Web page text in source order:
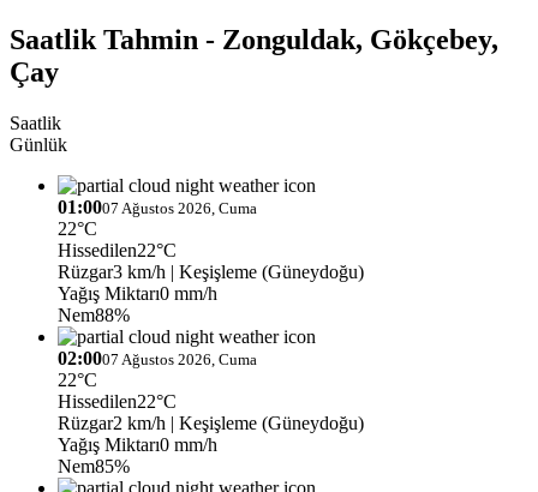
Saatlik Tahmin - Zonguldak, Gökçebey,
Çay
Saatlik
Günlük
01:0007 Ağustos 2026, Cuma
22°C
Hissedilen22°C
Rüzgar3 km/h | Keşişleme (Güneydoğu)
Yağış Miktarı0 mm/h
Nem88%
02:0007 Ağustos 2026, Cuma
22°C
Hissedilen22°C
Rüzgar2 km/h | Keşişleme (Güneydoğu)
Yağış Miktarı0 mm/h
Nem85%